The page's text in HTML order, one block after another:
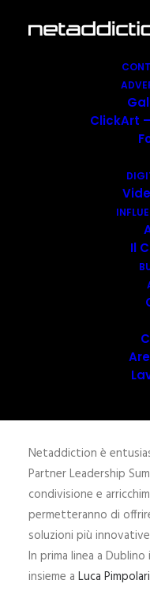
ClickArt
Il
Netaddiction è
Partner Leadership
condivisione e
permetteranno di
soluzioni più
In prima linea a
insieme a Luca Pimpolari